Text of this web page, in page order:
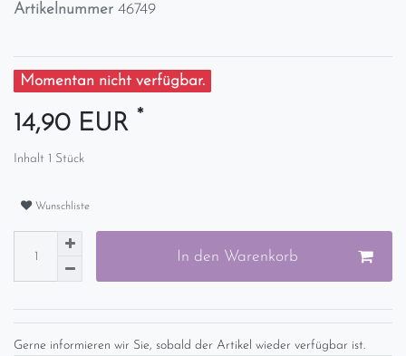
Artikelnummer 46749
Momentan nicht verfügbar.
14,90 EUR *
Inhalt 1 Stück
Wunschliste
In den Warenkorb
Gerne informieren wir Sie, sobald der Artikel wieder verfügbar ist.